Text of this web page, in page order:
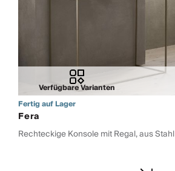
Verfügbare Varianten
Fertig auf Lager
Fera
Rechteckige Konsole mit Regal, aus Stahl